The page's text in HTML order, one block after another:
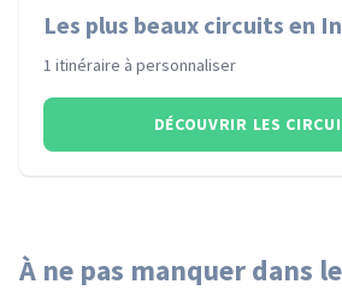
Les plus beaux circuits en
1 itinéraire à personnaliser
DÉCOUVRIR LES
À ne pas manquer dans